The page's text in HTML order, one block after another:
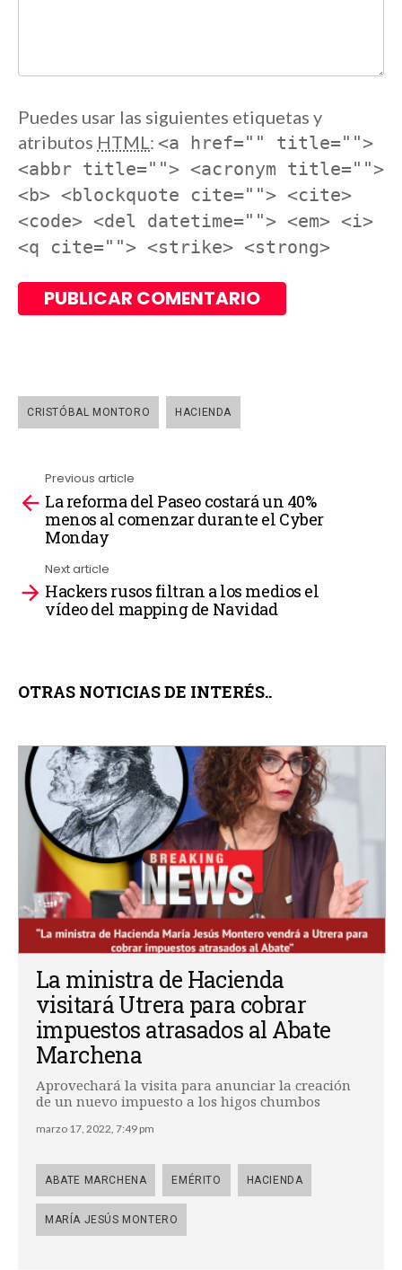
Puedes usar las siguientes etiquetas y
atributos HTML: <a href="" title="">
<abbr title=""> <acronym title="">
<b> <blockquote cite=""> <cite>
<code> <del datetime=""> <em> <i>
<q cite=""> <strike> <strong>
CRISTÓBAL MONTORO HACIENDA
See
more
Previous article
La reforma del Paseo costará un 40%
menos al comenzar durante el Cyber
Monday
Next article
Hackers rusos filtran a los medios el
vídeo del mapping de Navidad
OTRAS NOTICIAS DE INTERÉS..
La ministra de Hacienda
visitará Utrera para cobrar
impuestos atrasados al Abate
Marchena
Aprovechará la visita para anunciar la creación
de un nuevo impuesto a los higos chumbos
marzo 17, 2022, 7:49 pm
ABATE MARCHENA EMÉRITO HACIENDA
MARÍA JESÚS MONTERO